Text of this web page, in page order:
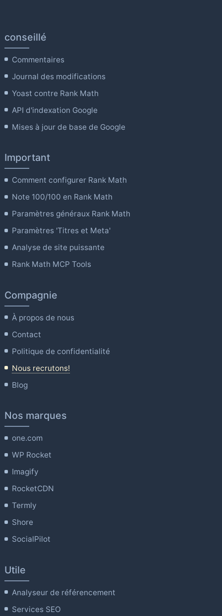
conseillé
Commentaires
Journal des modifications
Yoast contre Rank Math
API d'indexation Google
Mises à jour de base de Google
Important
Comment configurer Rank Math
Note 100/100 en Rank Math
Paramètres généraux Rank Math
Paramètres 'Titres et Meta'
Analyse de site puissante
Rank Math MCP Tools
Compagnie
À propos de nous
Contact
Politique de confidentialité
Nous recrutons!
Blog
Nos marques
one.com
WP Rocket
Imagify
RocketCDN
Termly
Shore
SocialPilot
Utile
Analyseur de référencement
Services SEO